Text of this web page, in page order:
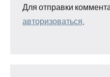
Для отправки
авторизоваться